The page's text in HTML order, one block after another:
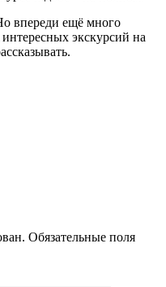
впереди ещё много
экскурсий на
Обязательные поля